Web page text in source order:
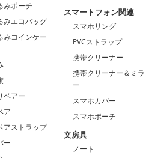
みポーチ
みエコバッグ
みコインケー
ベアー
ア
アストラップ
ー
スマートフォン関連
スマホリング
PVCストラップ
携帯クリーナー
携帯クリーナー＆ミラ
ー
スマホカバー
スマホポーチ
文房具
ノート